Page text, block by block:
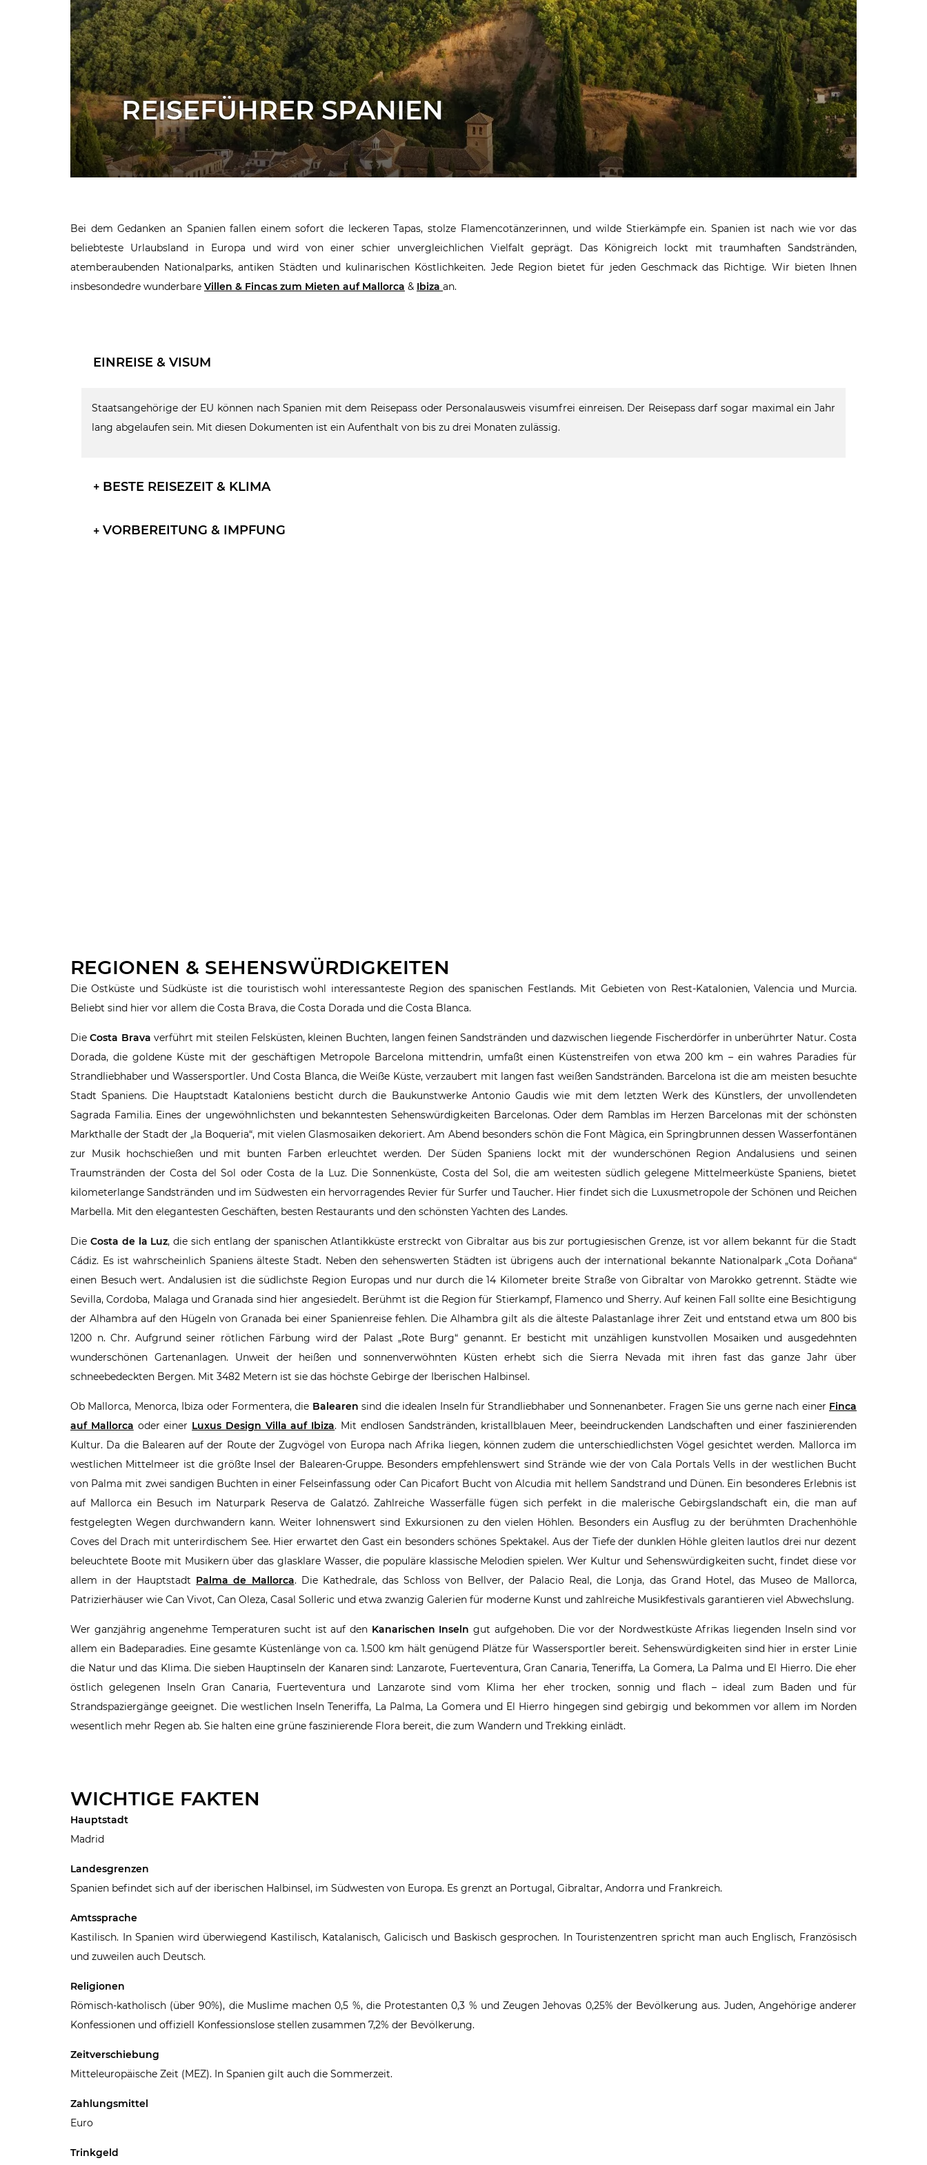
REISEFÜHRER SPANIEN
Bei dem Gedanken an Spanien fallen einem sofort die leckeren Tapas, stolze Flamencotänzerinnen, und wilde Stierkämpfe ein. Spanien ist nach wie vor das
beliebteste Urlaubsland in Europa und wird von einer schier unvergleichlichen Vielfalt geprägt. Das Königreich lockt mit traumhaften Sandstränden,
atemberaubenden Nationalparks, antiken Städten und kulinarischen Köstlichkeiten. Jede Region bietet für jeden Geschmack das Richtige. Wir bieten Ihnen
insbesondedre wunderbare Villen & Fincas zum Mieten auf Mallorca & Ibiza an.
EINREISE & VISUM
Staatsangehörige der EU können nach Spanien mit dem Reisepass oder Personalausweis visumfrei einreisen. Der Reisepass darf sogar maximal ein Jahr
lang abgelaufen sein. Mit diesen Dokumenten ist ein Aufenthalt von bis zu drei Monaten zulässig.
BESTE REISEZEIT & KLIMA
VORBEREITUNG & IMPFUNG
REGIONEN & SEHENSWÜRDIGKEITEN
Die Ostküste und Südküste ist die touristisch wohl interessanteste Region des spanischen Festlands. Mit Gebieten von Rest-Katalonien, Valencia und Murcia.
Beliebt sind hier vor allem die Costa Brava, die Costa Dorada und die Costa Blanca.
DieCosta Brava verführt mit steilen Felsküsten, kleinen Buchten, langen feinen Sandstränden und dazwischen liegende Fischerdörfer in unberührter Natur. Costa
Dorada, die goldene Küste mit der geschäftigen Metropole Barcelona mittendrin, umfaßt einen Küstenstreifen von etwa 200 km – ein wahres Paradies für
Strandliebhaber und Wassersportler. Und Costa Blanca, die Weiße Küste, verzaubert mit langen fast weißen Sandstränden. Barcelona ist die am meisten besuchte
Stadt Spaniens. Die Hauptstadt Kataloniens besticht durch die Baukunstwerke Antonio Gaudis wie mit dem letzten Werk des Künstlers, der unvollendeten
Sagrada Familia. Eines der ungewöhnlichsten und bekanntesten Sehenswürdigkeiten Barcelonas. Oder dem Ramblas im Herzen Barcelonas mit der schönsten
Markthalle der Stadt der „la Boqueria“, mit vielen Glasmosaiken dekoriert. Am Abend besonders schön die Font Màgica, ein Springbrunnen dessen Wasserfontänen
zur Musik hochschießen und mit bunten Farben erleuchtet werden. Der Süden Spaniens lockt mit der wunderschönen Region Andalusiens und seinen
Traumstränden der Costa del Sol oder Costa de la Luz. Die Sonnenküste, Costa del Sol, die am weitesten südlich gelegene Mittelmeerküste Spaniens, bietet
kilometerlange Sandstränden und im Südwesten ein hervorragendes Revier für Surfer und Taucher. Hier findet sich die Luxusmetropole der Schönen und Reichen
Marbella. Mit den elegantesten Geschäften, besten Restaurants und den schönsten Yachten des Landes.
Die Costa de la Luz, die sich entlang der spanischen Atlantikküste erstreckt von Gibraltar aus bis zur portugiesischen Grenze, ist vor allem bekannt für die Stadt
Cádiz. Es ist wahrscheinlich Spaniens älteste Stadt. Neben den sehenswerten Städten ist übrigens auch der international bekannte Nationalpark „Cota Doñana“
einen Besuch wert. Andalusien ist die südlichste Region Europas und nur durch die 14 Kilometer breite Straße von Gibraltar von Marokko getrennt. Städte wie
Sevilla, Cordoba, Malaga und Granada sind hier angesiedelt. Berühmt ist die Region für Stierkampf, Flamenco und Sherry. Auf keinen Fall sollte eine Besichtigung
der Alhambra auf den Hügeln von Granada bei einer Spanienreise fehlen. Die Alhambra gilt als die älteste Palastanlage ihrer Zeit und entstand etwa um 800 bis
1200 n. Chr. Aufgrund seiner rötlichen Färbung wird der Palast „Rote Burg“ genannt. Er besticht mit unzähligen kunstvollen Mosaiken und ausgedehnten
wunderschönen Gartenanlagen. Unweit der heißen und sonnenverwöhnten Küsten erhebt sich die Sierra Nevada mit ihren fast das ganze Jahr über
schneebedeckten Bergen. Mit 3482 Metern ist sie das höchste Gebirge der Iberischen Halbinsel.
Ob Mallorca, Menorca, Ibiza oder Formentera, die Balearensind die idealen Inseln für Strandliebhaber und Sonnenanbeter. Fragen Sie uns gerne nach einer Finca
auf Mallorca oder einer Luxus Design Villa auf Ibiza. Mit endlosen Sandstränden, kristallblauen Meer, beeindruckenden Landschaften und einer faszinierenden
Kultur. Da die Balearen auf der Route der Zugvögel von Europa nach Afrika liegen, können zudem die unterschiedlichsten Vögel gesichtet werden. Mallorca im
westlichen Mittelmeer ist die größte Insel der Balearen-Gruppe. Besonders empfehlenswert sind Strände wie der von Cala Portals Vells in der westlichen Bucht
von Palma mit zwei sandigen Buchten in einer Felseinfassung oder Can Picafort Bucht von Alcudia mit hellem Sandstrand und Dünen. Ein besonderes Erlebnis ist
auf Mallorca ein Besuch im Naturpark Reserva de Galatzó. Zahlreiche Wasserfälle fügen sich perfekt in die malerische Gebirgslandschaft ein, die man auf
festgelegten Wegen durchwandern kann. Weiter lohnenswert sind Exkursionen zu den vielen Höhlen. Besonders ein Ausflug zu der berühmten Drachenhöhle
Coves del Drach mit unterirdischem See. Hier erwartet den Gast ein besonders schönes Spektakel. Aus der Tiefe der dunklen Höhle gleiten lautlos drei nur dezent
beleuchtete Boote mit Musikern über das glasklare Wasser, die populäre klassische Melodien spielen. Wer Kultur und Sehenswürdigkeiten sucht, findet diese vor
allem in der Hauptstadt Palma de Mallorca. Die Kathedrale, das Schloss von Bellver, der Palacio Real, die Lonja, das Grand Hotel, das Museo de Mallorca,
Patrizierhäuser wie Can Vivot, Can Oleza, Casal Solleric und etwa zwanzig Galerien für moderne Kunst und zahlreiche Musikfestivals garantieren viel Abwechslung.
Wer ganzjährig angenehme Temperaturen sucht ist auf den Kanarischen Inseln gut aufgehoben. Die vor der Nordwestküste Afrikas liegenden Inseln sind vor
allem ein Badeparadies. Eine gesamte Küstenlänge von ca. 1.500 km hält genügend Plätze für Wassersportler bereit. Sehenswürdigkeiten sind hier in erster Linie
die Natur und das Klima. Die sieben Hauptinseln der Kanaren sind: Lanzarote, Fuerteventura, Gran Canaria, Teneriffa, La Gomera, La Palma und El Hierro. Die eher
östlich gelegenen Inseln Gran Canaria, Fuerteventura und Lanzarote sind vom Klima her eher trocken, sonnig und flach – ideal zum Baden und für
Strandspaziergänge geeignet. Die westlichen Inseln Teneriffa, La Palma, La Gomera und El Hierro hingegen sind gebirgig und bekommen vor allem im Norden
wesentlich mehr Regen ab. Sie halten eine grüne faszinierende Flora bereit, die zum Wandern und Trekking einlädt.
WICHTIGE FAKTEN
Hauptstadt
Madrid
Landesgrenzen
Spanien befindet sich auf der iberischen Halbinsel, im Südwesten von Europa. Es grenzt an Portugal, Gibraltar, Andorra und Frankreich.
Amtssprache
Kastilisch. In Spanien wird überwiegend Kastilisch, Katalanisch, Galicisch und Baskisch gesprochen. In Touristenzentren spricht man auch Englisch, Französisch
und zuweilen auch Deutsch.
Religionen
Römisch-katholisch (über 90%), die Muslime machen 0,5 %, die Protestanten 0,3 % und Zeugen Jehovas 0,25% der Bevölkerung aus. Juden, Angehörige anderer
Konfessionen und offiziell Konfessionslose stellen zusammen 7,2% der Bevölkerung.
Zeitverschiebung
Mitteleuropäische Zeit (MEZ). In Spanien gilt auch die Sommerzeit.
Zahlungsmittel
Euro
Trinkgeld